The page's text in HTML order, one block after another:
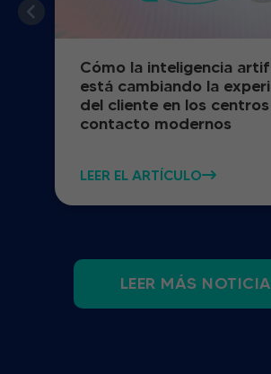
Cómo la inteligencia
está cambiando la
del cliente en los
contacto modernos
LEER EL ARTÍCULO
LEER MÁS